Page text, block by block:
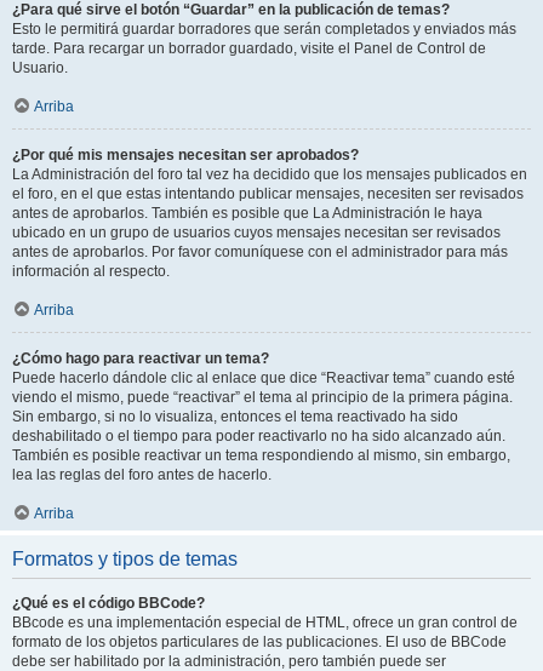
¿Para qué sirve el botón “Guardar” en la publicación de temas?
Esto le permitirá guardar borradores que serán completados y enviados más
tarde. Para recargar un borrador guardado, visite el Panel de Control de
Usuario.
Arriba
¿Por qué mis mensajes necesitan ser aprobados?
La Administración del foro tal vez ha decidido que los mensajes publicados en
el foro, en el que estas intentando publicar mensajes, necesiten ser revisados
antes de aprobarlos. También es posible que La Administración le haya
ubicado en un grupo de usuarios cuyos mensajes necesitan ser revisados
antes de aprobarlos. Por favor comuníquese con el administrador para más
información al respecto.
Arriba
¿Cómo hago para reactivar un tema?
Puede hacerlo dándole clic al enlace que dice “Reactivar tema” cuando esté
viendo el mismo, puede “reactivar” el tema al principio de la primera página.
Sin embargo, si no lo visualiza, entonces el tema reactivado ha sido
deshabilitado o el tiempo para poder reactivarlo no ha sido alcanzado aún.
También es posible reactivar un tema respondiendo al mismo, sin embargo,
lea las reglas del foro antes de hacerlo.
Arriba
Formatos y tipos de temas
¿Qué es el código BBCode?
BBcode es una implementación especial de HTML, ofrece un gran control de
formato de los objetos particulares de las publicaciones. El uso de BBCode
debe ser habilitado por la administración, pero también puede ser